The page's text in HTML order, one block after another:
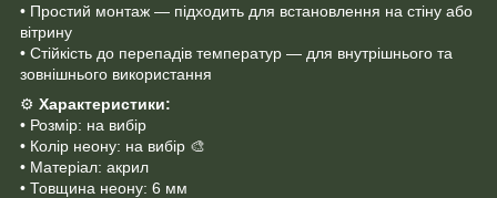
• Простий монтаж — підходить для встановлення на стіну або
вітрину
• Стійкість до перепадів температур — для внутрішнього та
зовнішнього використання
⚙️ Характеристики:
• Розмір: на вибір
• Колір неону: на вибір 🎨
• Матеріал: акрил
• Товщина неону: 6 мм